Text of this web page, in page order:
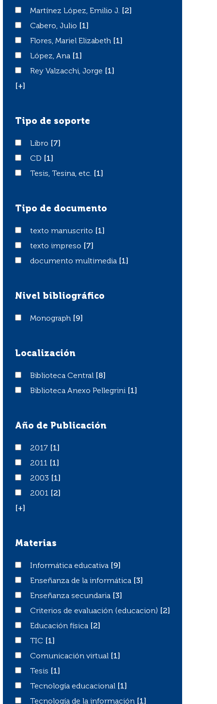
Martínez López, Emilio J.
Martínez López, Emilio J.
[2]
Cabero, Julio
Cabero, Julio
[1]
Flores, Mariel Elizabeth
Flores, Mariel Elizabeth
[1]
López, Ana
López, Ana
[1]
Rey Valzacchi, Jorge
Rey Valzacchi, Jorge
[1]
[+]
Tipo de soporte
LibroLibro
[7]
CD
CD
[1]
Tesis, Tesina, etc.
Tesis, Tesina, etc. [1]
Tipo de documento
texto manuscrito
texto manuscrito
[1]
texto impreso
texto impreso
[7]
documento multimedia
documento multimedia [1]
Nivel bibliográfico
Monograph
Monograph [9]
Localización
Biblioteca Central
Biblioteca Central
[8]
Biblioteca Anexo Pellegrini
Biblioteca Anexo Pellegrini [1]
Año de Publicación
20172017
[1]
20112011
[1]
20032003
[1]
20012001
[2]
[+]
Materias
Informática educativa
Informática educativa
[9]
Enseñanza de la informática
Enseñanza de la informática
[3]
Enseñanza secundaria
Enseñanza secundaria
[3]
Criterios de evaluación (educacion)
Criterios de evaluación (educacion)
[2]
Educación física
Educación física
[2]
TIC
TIC
[1]
Comunicación virtual
Comunicación virtual
[1]
TesisTesis
[1]
Tecnología educacional
Tecnología educacional
[1]
Tecnología de la información
Tecnología de la información [1]